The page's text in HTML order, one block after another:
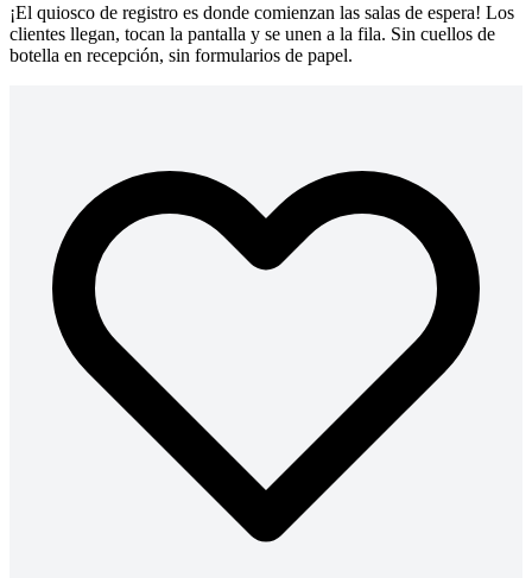
¡El quiosco de registro es donde comienzan las salas de espera! Los
clientes llegan, tocan la pantalla y se unen a la fila. Sin cuellos de
botella en recepción, sin formularios de papel.